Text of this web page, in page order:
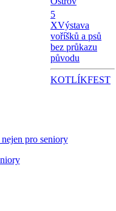
5
XVýstava
voříšků a psů
bez průkazu
původu
KOTLÍKFEST
pro seniory